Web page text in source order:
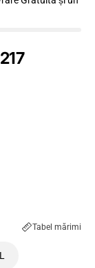
Tabel mărimi